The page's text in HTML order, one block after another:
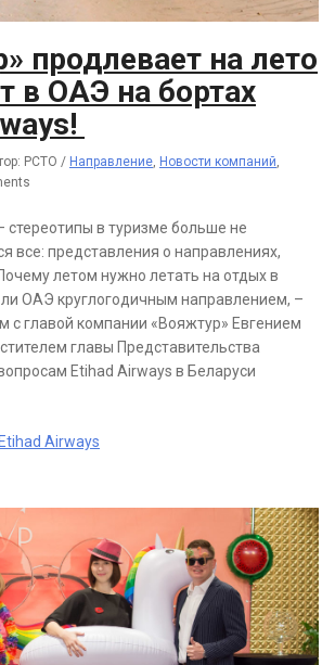
продлевает на лето
в ОАЭ на бортах
РСТО / Направление Новости компаний
стереотипы в туризме больше не
все: представления о направлениях,
летом нужно летать на отдых в
ОАЭ круглогодичным направлением, –
с главой компании «Вояжтур» Евгением
главы Представительства
Etihad Airways в Беларуси
Etihad Airways